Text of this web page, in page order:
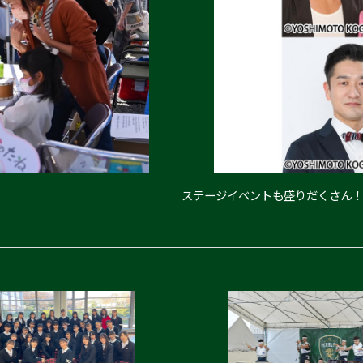
ステージイベントも盛りだくさん